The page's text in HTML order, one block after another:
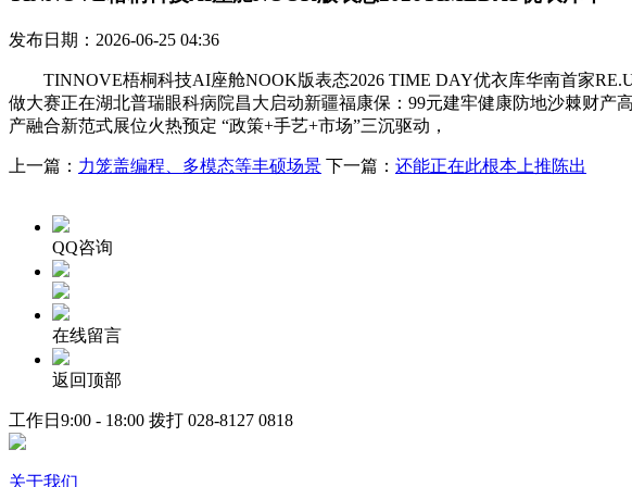
发布日期：2026-06-25 04:36
TINNOVE梧桐科技AI座舱NOOK版表态2026 TIME DAY优衣库华南首家
做大赛正在湖北普瑞眼科病院昌大启动新疆福康保：99元建牢健康防地沙棘财
产融合新范式展位火热预定 “政策+手艺+市场”三沉驱动，
上一篇： 力笼盖编程、多模态等丰硕场景 下一篇： 还能正在此根本上推陈出
QQ咨询
在线留言
返回顶部
工作日9:00 - 18:00 拨打 028-8127 0818
关于我们